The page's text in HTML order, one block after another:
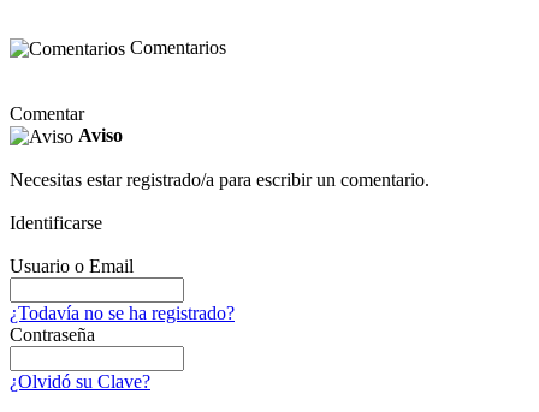
Comentarios
Comentar
Aviso
Necesitas estar registrado/a para escribir un comentario.
Identificarse
Usuario o Email
¿Todavía no se ha registrado?
Contraseña
¿Olvidó su Clave?